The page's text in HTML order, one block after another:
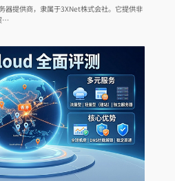
器提供商，隶属于3XNet株式会社。它提供非
…